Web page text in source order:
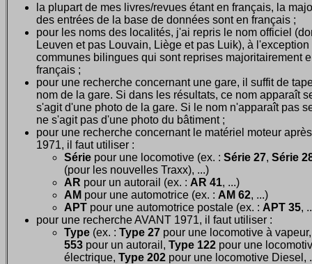
la plupart de mes livres/revues étant en français, la
des entrées de la base de données sont en français ;
pour les noms des localités, j'ai repris le nom officiel
Leuven et pas Louvain, Liège et pas Luik), à l'exception
communes bilingues qui sont reprises majoritairement
français ;
pour une recherche concernant une gare, il suffit de
nom de la gare. Si dans les résultats, ce nom apparaît
s'agit d'une photo de la gare. Si le nom n'apparaît pas
ne s'agit pas d'une photo du bâtiment ;
pour une recherche concernant le matériel moteur après
1971, il faut utiliser :
Série pour une locomotive (ex. : Série 27, Série
(pour les nouvelles Traxx), ...)
AR pour un autorail (ex. : AR 41, ...)
AM pour une automotrice (ex. : AM 62, ...)
APT pour une automotrice postale (ex. : APT 35,
pour une recherche AVANT 1971, il faut utiliser :
Type (ex. : Type 27 pour une locomotive à
553 pour un autorail, Type 122 pour une
électrique, Type 202 pour une locomotive Diesel,